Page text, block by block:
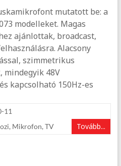
mutatott be: a
modelleket. Magas
ajánlottak, broadcast,
Alacsony
szimmetrikus
mindegyik 48V
kapcsolható 150Hz-es
11
, Mikrofon, TV Tovább...